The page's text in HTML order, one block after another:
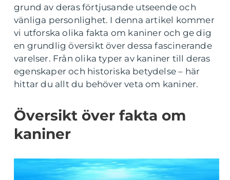
grund av deras förtjusande utseende och
vänliga personlighet. I denna artikel kommer
vi utforska olika fakta om kaniner och ge dig
en grundlig översikt över dessa fascinerande
varelser. Från olika typer av kaniner till deras
egenskaper och historiska betydelse – här
hittar du allt du behöver veta om kaniner.
Översikt över fakta om
kaniner